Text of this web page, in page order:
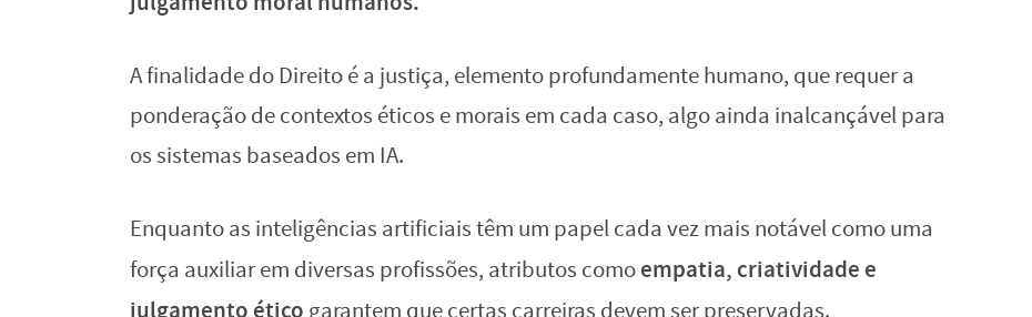
A finalidade do Direito é a justiça, elemento profundamente humano, que requer a
ponderação de contextos éticos e morais em cada caso, algo ainda inalcançável para
os sistemas baseados em IA.
Enquanto as inteligências artificiais têm um papel cada vez mais notável como uma
força auxiliar em diversas profissões, atributos comoempatia, criatividade e
julgamento ético garantem que certas carreiras devem ser preservadas.